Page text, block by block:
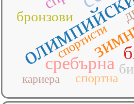
сребърна
бронзови
спортисти
спортна
кариера